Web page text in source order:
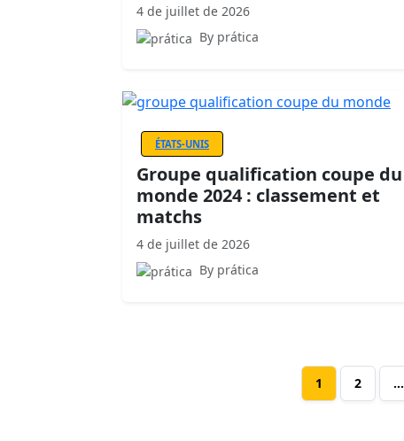
4 de juillet de 2026
By prática
ÉTATS-UNIS
Groupe qualification coupe du
monde 2024 : classement et
matchs
4 de juillet de 2026
By prática
1 2 …